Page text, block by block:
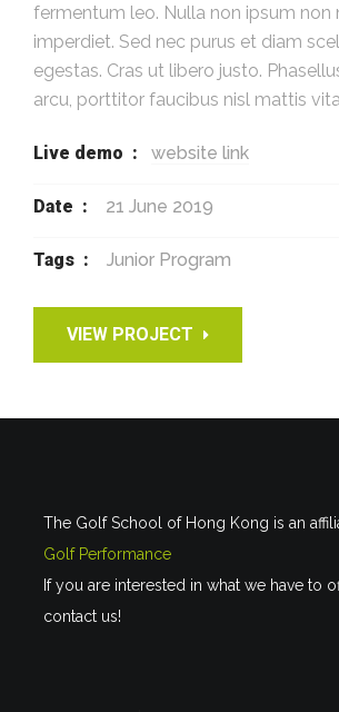
fermentum leo. Nulla non ipsum non
imperdiet. Sed nec purus et diam
egestas. Cras ut libero justo.
arcu, porttitor faucibus nisl mattis
Live demo : website link
Date : 21 June 2019
Tags : Junior Program
VIEW PROJECT
The Golf School of Hong Kong is an
Golf Performance
If you are interested in what we have to
contact us!